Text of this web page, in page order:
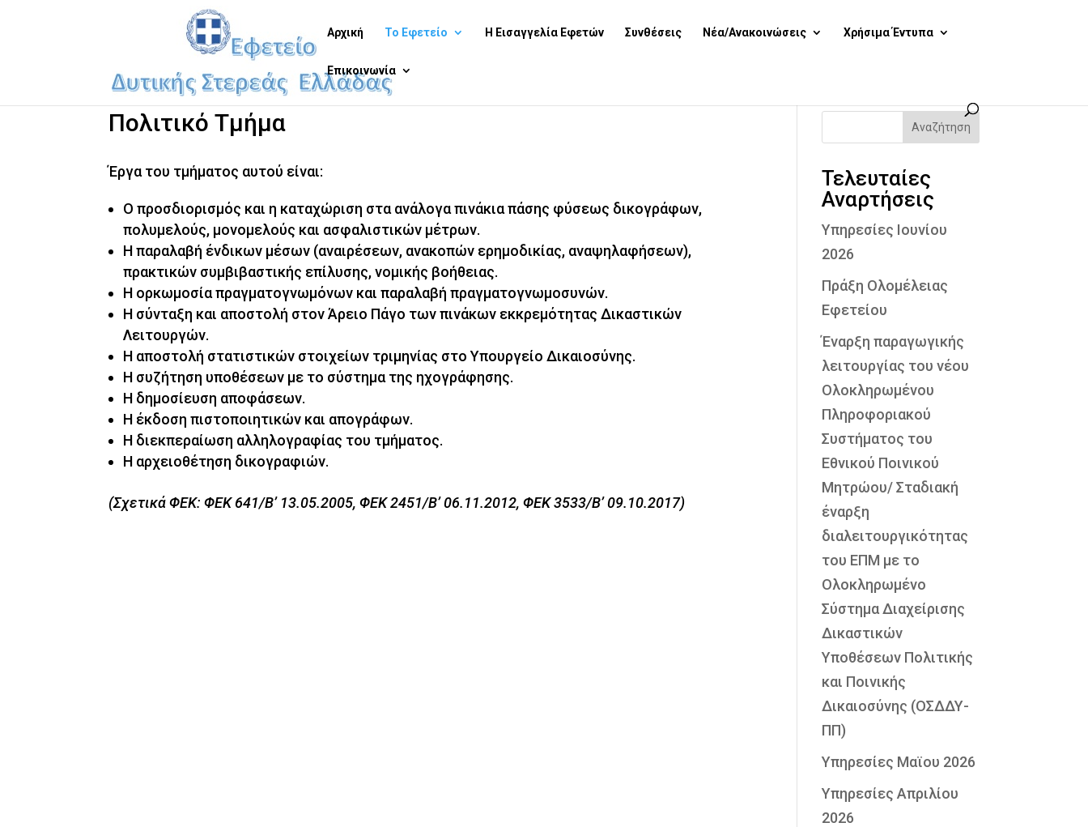
Αρχική Το Εφετείο Η Εισαγγελία Εφετών Συνθέσεις Νέα/Ανακοινώσεις Χρήσιμα Έντυπα
Επικοινωνία
Πολιτικό Τμήμα
Έργα του τμήματος αυτού είναι:
Ο προσδιορισμός και η καταχώριση στα ανάλογα πινάκια πάσης φύσεως δικογράφων,
πολυμελούς, μονομελούς και ασφαλιστικών μέτρων.
Η παραλαβή ένδικων μέσων (αναιρέσεων, ανακοπών ερημοδικίας, αναψηλαφήσεων),
πρακτικών συμβιβαστικής επίλυσης, νομικής βοήθειας.
Η ορκωμοσία πραγματογνωμόνων και παραλαβή πραγματογνωμοσυνών.
Η σύνταξη και αποστολή στον Άρειο Πάγο των πινάκων εκκρεμότητας Δικαστικών
Λειτουργών.
Η αποστολή στατιστικών στοιχείων τριμηνίας στο Υπουργείο Δικαιοσύνης.
Η συζήτηση υποθέσεων με το σύστημα της ηχογράφησης.
Η δημοσίευση αποφάσεων.
Η έκδοση πιστοποιητικών και απογράφων.
Η διεκπεραίωση αλληλογραφίας του τμήματος.
Η αρχειοθέτηση δικογραφιών.
(Σχετικά ΦΕΚ: ΦΕΚ 641/Β’ 13.05.2005, ΦΕΚ 2451/Β’ 06.11.2012, ΦΕΚ 3533/Β’ 09.10.2017)
Αναζήτηση
Τελευταίες
Αναρτήσεις
Υπηρεσίες Ιουνίου
2026
Πράξη Ολομέλειας
Εφετείου
Έναρξη παραγωγικής
λειτουργίας του νέου
Ολοκληρωμένου
Πληροφοριακού
Συστήματος του
Εθνικού Ποινικού
Μητρώου/ Σταδιακή
έναρξη
διαλειτουργικότητας
του ΕΠΜ με το
Ολοκληρωμένο
Σύστημα Διαχείρισης
Δικαστικών
Υποθέσεων Πολιτικής
και Ποινικής
Δικαιοσύνης (ΟΣΔΔΥ-
ΠΠ)
Υπηρεσίες Μαϊου 2026
Υπηρεσίες Απριλίου
2026